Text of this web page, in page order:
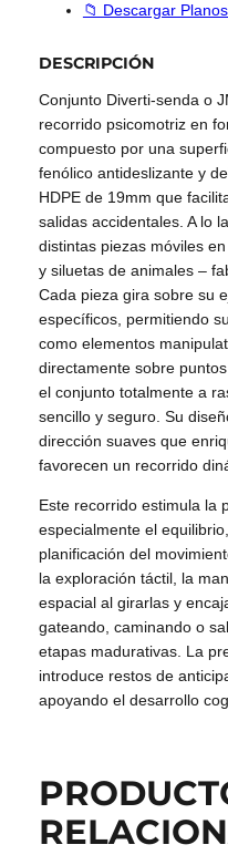
📁 Descargar
DESCRIPCIÓN
Conjunto Diverti-senda o
recorrido psicomotriz en
compuesto por una
fenólico antideslizante y
HDPE de 19mm que
salidas accidentales. A lo
distintas piezas móviles
y siluetas de animales –
Cada pieza gira sobre su
específicos, permitiendo
como elementos
directamente sobre
el conjunto totalmente a
sencillo y seguro. Su
dirección suaves que
favorecen un recorrido
Este recorrido estimula la
especialmente el
planificación del
la exploración táctil, la
espacial al girarlas y
gateando, caminando o
etapas madurativas. La
introduce restos de
apoyando el desarrollo